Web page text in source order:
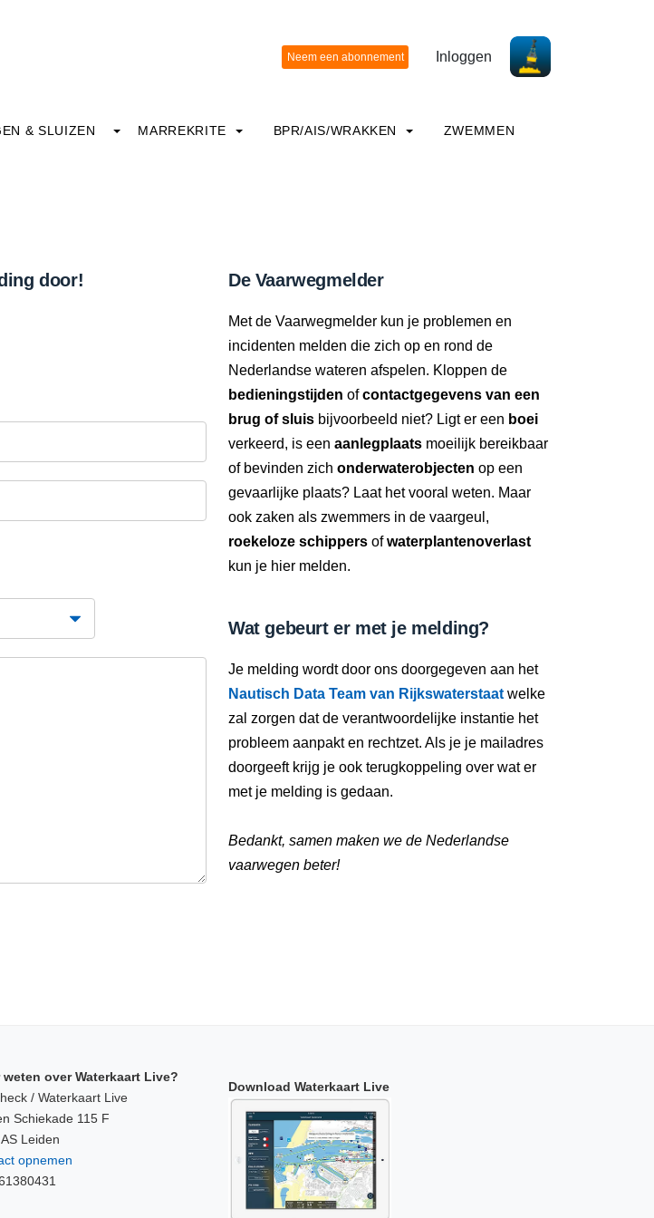
Inloggen
& SLUIZEN MARREKRITE BPR/AIS/WRAKKEN ZWEMMEN
door! De Vaarwegmelder
Met de Vaarwegmelder kun je problemen en
incidenten melden die zich op en rond de
Nederlandse wateren afspelen. Kloppen de
bedieningstijden ofcontactgegevens van een
brug of sluis bijvoorbeeld niet? Ligt er een boei
verkeerd, is een aanlegplaats moeilijk bereikbaar
of bevinden zich onderwaterobjecten op een
gevaarlijke plaats? Laat het vooral weten. Maar
ook zaken als zwemmers in de vaargeul,
roekeloze schippers ofwaterplantenoverlast
kun je hier melden.
Wat gebeurt er met je melding?
Je melding wordt door ons doorgegeven aan het
Nautisch Data Team van Rijkswaterstaat welke
zal zorgen dat de verantwoordelijke instantie het
probleem aanpakt en rechtzet. Als je je mailadres
doorgeeft krijg je ook terugkoppeling over wat er
met je melding is gedaan.
Bedankt, samen maken we de Nederlandse
vaarwegen beter!
weten over Waterkaart Live?
/ Waterkaart Live
Schiekade 115 F
Leiden
opnemen
Download Waterkaart Live